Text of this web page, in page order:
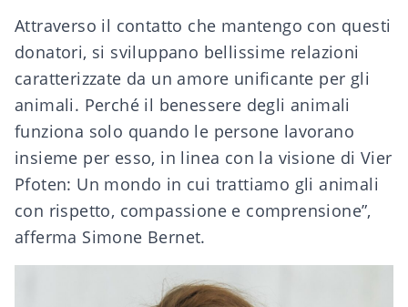
Attraverso il contatto che mantengo con questi
donatori, si sviluppano bellissime relazioni
caratterizzate da un amore unificante per gli
animali. Perché il benessere degli animali
funziona solo quando le persone lavorano
insieme per esso, in linea con la visione di Vier
Pfoten: Un mondo in cui trattiamo gli animali
con rispetto, compassione e comprensione”,
afferma Simone Bernet.